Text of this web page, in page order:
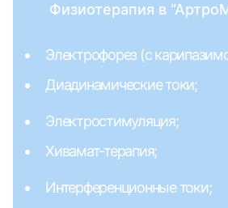
Физиотерапия в
Электрофорез (с
Диадинамические токи;
Электростимуляция;
Хивамат-терапия;
Интерференционные токи;